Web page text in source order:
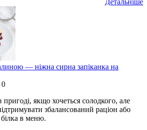
Детальніше
— ніжна сирна запіканка на
0
якщо хочеться солодкого, але
збалансований раціон або
білка в меню.